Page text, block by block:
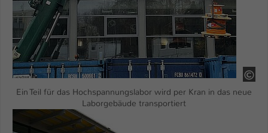
Ein Teil für das Hochspannungslabor wird per Kran in das neue
Laborgebäude transportiert
Show larger version
Name be_typo_user
Anbieter TYPO3
Laufzeit 1 Tag
Dieser Cookie teilt der Webseite mit, ob
ein Besucher im Typo3-Backend
angemeldet ist und Rechte besitzt diese